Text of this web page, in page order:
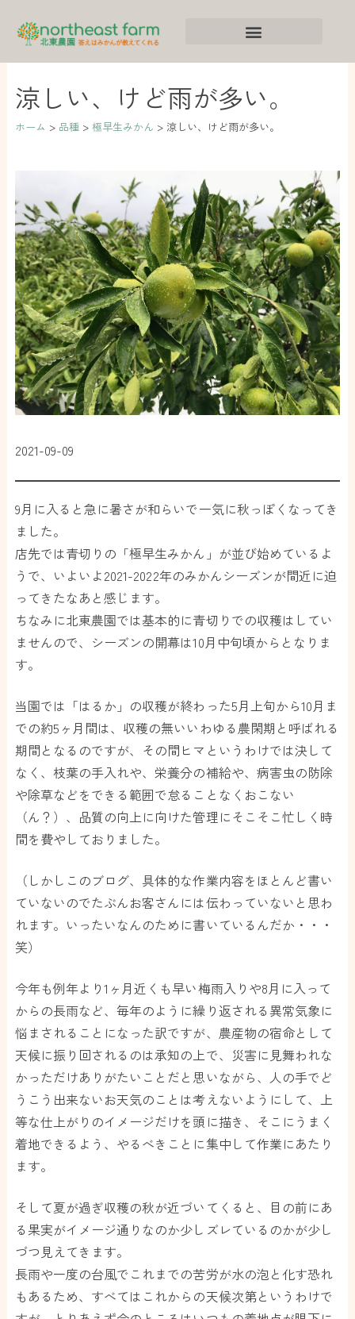
涼しい、けど雨が多い。
ホーム 品種 極早生みかん 涼しい、けど雨が多い。
2021-09-09
9月に入ると急に暑さが和らいで一気に秋っぽくなってき
ました。
店先では青切りの「極早生みかん」が並び始めているよ
うで、いよいよ2021-2022年のみかんシーズンが間近に迫
ってきたなあと感じます。
ちなみに北東農園では基本的に青切りでの収穫はしてい
ませんので、シーズンの開幕は10月中旬頃からとなりま
す。
当園では「はるか」の収穫が終わった5月上旬から10月ま
での約5ヶ月間は、収穫の無いいわゆる農閑期と呼ばれる
期間となるのですが、その間ヒマというわけでは決して
なく、枝葉の手入れや、栄養分の補給や、病害虫の防除
や除草などをできる範囲で怠ることなくおこない
（ん？）、品質の向上に向けた管理にそこそこ忙しく時
間を費やしておりました。
（しかしこのブログ、具体的な作業内容をほとんど書い
ていないのでたぶんお客さんには伝わっていないと思わ
れます。いったいなんのために書いているんだか・・・
笑）
今年も例年より1ヶ月近くも早い梅雨入りや8月に入って
からの長雨など、毎年のように繰り返される異常気象に
悩まされることになった訳ですが、農産物の宿命として
天候に振り回されるのは承知の上で、災害に見舞われな
かっただけありがたいことだと思いながら、人の手でど
うこう出来ないお天気のことは考えないようにして、上
等な仕上がりのイメージだけを頭に描き、そこにうまく
着地できるよう、やるべきことに集中して作業にあたり
ます。
そして夏が過ぎ収穫の秋が近づいてくると、目の前にあ
る果実がイメージ通りなのか少しズレているのかが少し
づつ見えてきます。
長雨や一度の台風でこれまでの苦労が水の泡と化す恐れ
もあるため、すべてはこれからの天候次第というわけで
ー
カ
イ
ブ
テ
ゴ
リ
ー